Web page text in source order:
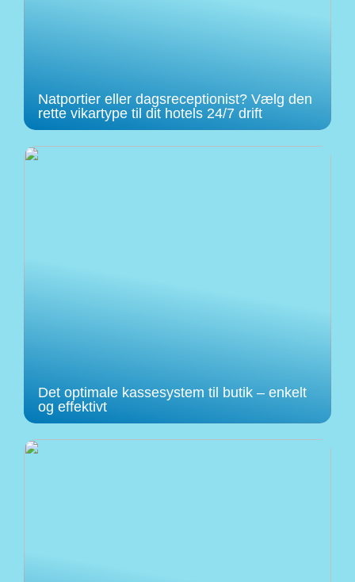
Natportier eller dagsreceptionist? Vælg den
rette vikartype til dit hotels 24/7 drift
Det optimale kassesystem til butik – enkelt
og effektivt